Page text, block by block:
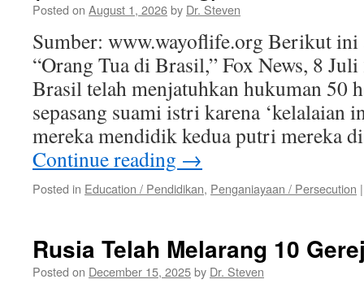
Posted on August 1, 2026by Dr. Steven
Sumber: www.wayoflife.org Berikut ini
“Orang Tua di Brasil,” Fox News, 8
Brasil telah menjatuhkan hukuman 50
sepasang suami istri karena ‘kelalaian
mereka mendidik kedua putri mereka
Continue reading →
Posted in Education / Pendidikan, Penganiayaan / Persecution |
Rusia Telah Melarang 10
Posted on December 15, 2025by Dr. Steven